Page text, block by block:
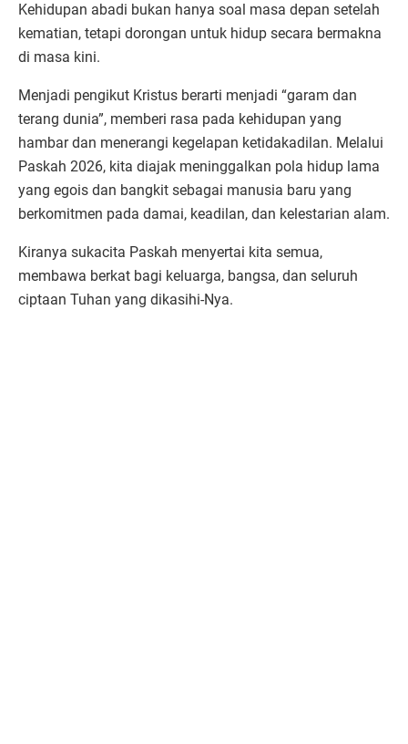
Kehidupan abadi bukan hanya soal masa depan setelah
kematian, tetapi dorongan untuk hidup secara bermakna
di masa kini.
Menjadi pengikut Kristus berarti menjadi “garam dan
terang dunia”, memberi rasa pada kehidupan yang
hambar dan menerangi kegelapan ketidakadilan. Melalui
Paskah 2026, kita diajak meninggalkan pola hidup lama
yang egois dan bangkit sebagai manusia baru yang
berkomitmen pada damai, keadilan, dan kelestarian alam.
Kiranya sukacita Paskah menyertai kita semua,
membawa berkat bagi keluarga, bangsa, dan seluruh
ciptaan Tuhan yang dikasihi-Nya.